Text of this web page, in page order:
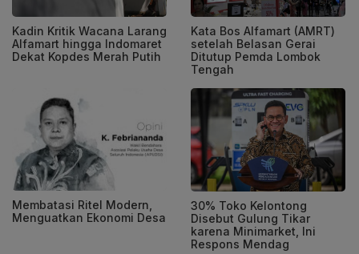
Kadin Kritik Wacana Larang
Alfamart hingga Indomaret
Dekat Kopdes Merah Putih
Kata Bos Alfamart (AMRT)
setelah Belasan Gerai
Ditutup Pemda Lombok
Tengah
Membatasi Ritel Modern,
Menguatkan Ekonomi Desa
30% Toko Kelontong
Disebut Gulung Tikar
karena Minimarket, Ini
Respons Mendag